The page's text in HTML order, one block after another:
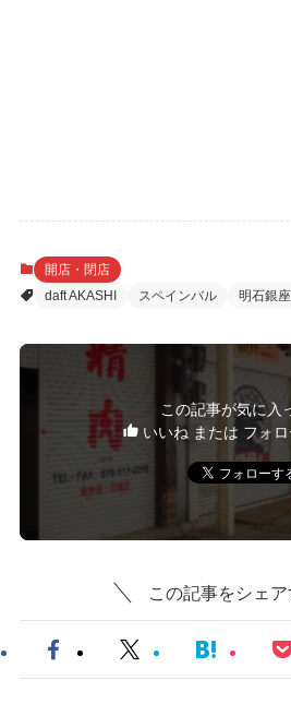
開店・閉店
daft AKASHI
スペインバル 明石銀
この記事が気に入
いいね または フォロ
この記事をシェア